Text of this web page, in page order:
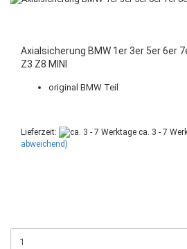
Axialsicherung BMW 1er 3er 5er 6er
Z3 Z8 MINI
original BMW Teil
Lieferzeit: ca. 3 - 7
abweichend)